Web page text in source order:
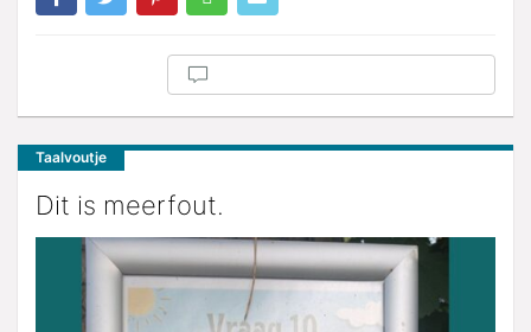
Taalvoutje
Dit is meerfout.